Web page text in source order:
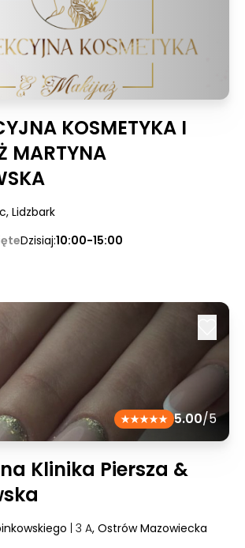
KOSMETYKA I
MARTYNA
, Lidzbark
Dzisiaj:10:00-15:00
5.00/5
Klinika Piersza &
| 3 A, Ostrów Mazowiecka